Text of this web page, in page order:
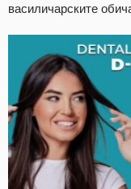
василичарските